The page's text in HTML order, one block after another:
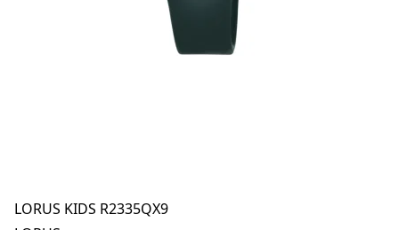
LORUS KIDS R2335QX9